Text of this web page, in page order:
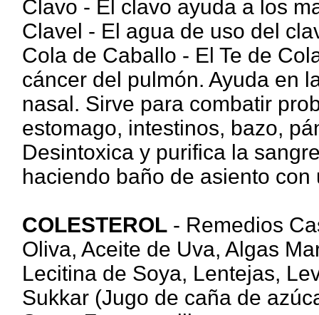
Clavo - El clavo ayuda a los
Clavel - El agua de uso del
Cola de Caballo - El Te de
cáncer del pulmón. Ayuda en
nasal. Sirve para combatir
estomago, intestinos, bazo,
Desintoxica y purifica la
haciendo baño de asiento
COLESTEROL- Remedios
Oliva, Aceite de Uva, Algas
Lecitina de Soya, Lentejas,
Sukkar (Jugo de caña de